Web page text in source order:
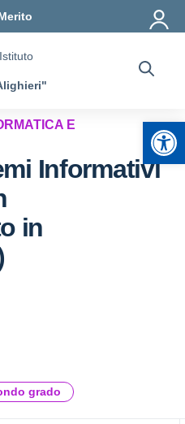
E
Informativi
in
grado